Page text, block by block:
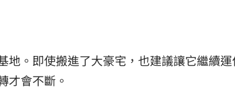
地。即使搬進了大豪宅，也建議讓它繼續
才會不斷。